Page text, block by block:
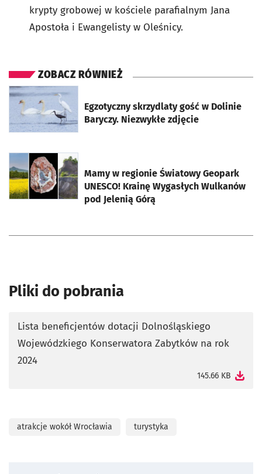
krypty grobowej w kościele parafialnym Jana
Apostoła i Ewangelisty w Oleśnicy.
ZOBACZ RÓWNIEŻ
Egzotyczny skrzydlaty gość w Dolinie
Baryczy. Niezwykłe zdjęcie
otworzy się w nowej karcie
Mamy w regionie Światowy Geopark
UNESCO! Krainę Wygasłych Wulkanów
pod Jelenią Górą
otworzy się w nowej karcie
Pliki do pobrania
Lista beneficjentów dotacji Dolnośląskiego
Wojewódzkiego Konserwatora Zabytków na rok
2024
145.66 KB
otworzy się w nowej karcie
atrakcje wokół Wrocławia turystyka